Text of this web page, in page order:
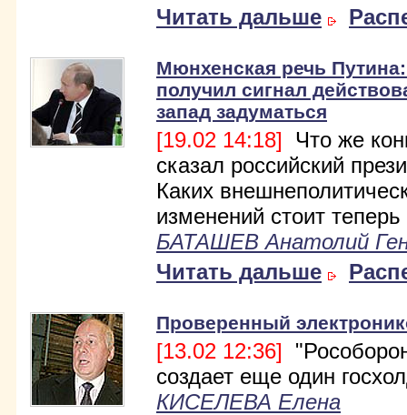
Читать дальше
Мюнхенская речь
получил сигнал
запад задуматься
[19.02 14:18] Что же
сказал российский
Каких
изменений стоит
БАТАШЕВ Анатолий
Читать дальше
Проверенный
[13.02 12:36]
создает еще один
КИСЕЛЕВА Елена